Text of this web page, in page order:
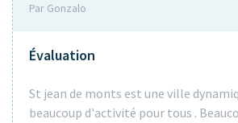
Par Gonzalo
Évaluation
St jean de monts est une ville
beaucoup d'activité pour tous .